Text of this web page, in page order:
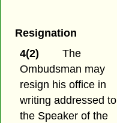
Resignation
4(2)
The
Ombudsman may
resign his office in
writing addressed to
the Speaker of the